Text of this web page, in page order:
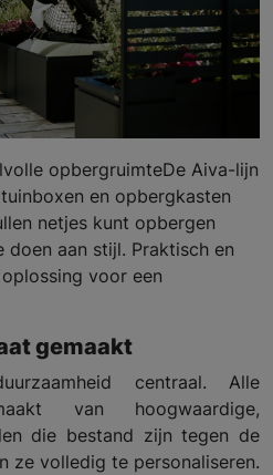
opbergruimteDe Aiva-lijn
en opbergkasten
netjes kunt opbergen
doen aan stijl. Praktisch en
voor een
gemaakt
centraal. Alle
van hoogwaardige,
die bestand zijn tegen de
ze volledig te personaliseren.